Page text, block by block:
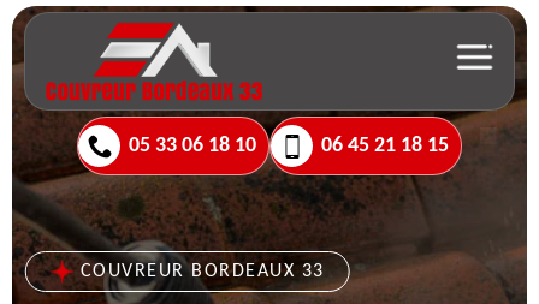
05 33 06 18 10 06 45 21 18 15
COUVREUR BORDEAUX 33